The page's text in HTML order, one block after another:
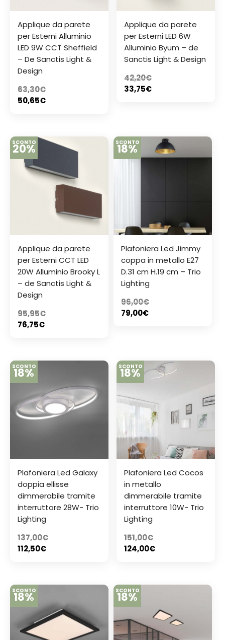
Applique da parete
per Esterni Alluminio
LED 9W CCT Sheffield
– De Sanctis Light &
Design
63,30€
50,65€
Applique da parete
per Esterni LED 6W
Alluminio Byum – de
Sanctis Light & Design
42,20€
33,75€
SCONTO
20%
Applique da parete
per Esterni CCT LED
20W Alluminio Brooky L
– de Sanctis Light &
Design
95,95€
76,75€
SCONTO
18%
Plafoniera Led Jimmy
coppa in metallo E27
D.31 cm H.19 cm – Trio
Lighting
96,00€
79,00€
SCONTO
18%
Plafoniera Led Galaxy
doppia ellisse
dimmerabile tramite
interruttore 28W- Trio
Lighting
137,00€
112,50€
SCONTO
18%
Plafoniera Led Cocos
in metallo
dimmerabile tramite
interruttore 10W- Trio
Lighting
151,00€
124,00€
SCONTO
18% SCONTO
18%